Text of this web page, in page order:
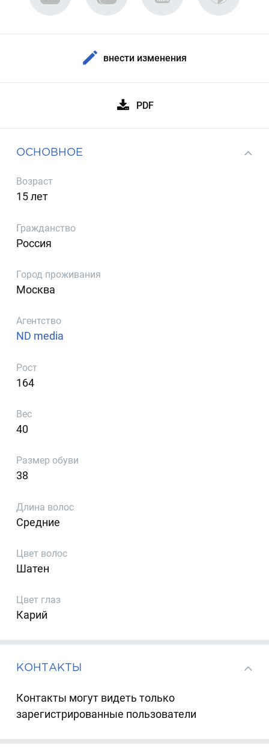
внести изменения
PDF
ОСНОВНОЕ
Возраст
15 лет
Гражданство
Россия
Город проживания
Москва
Агентство
ND media
Рост
164
Вес
40
Размер обуви
38
Длина волос
Средние
Цвет волос
Шатен
Цвет глаз
Карий
КОНТАКТЫ
Контакты могут видеть только
зарегистрированные пользователи